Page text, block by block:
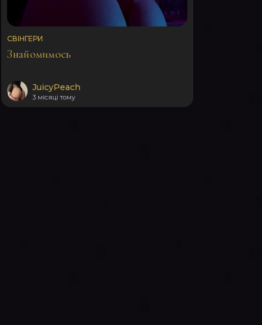
СВІНГЕРИ
Знайомимось
JuicyPeach
3 місяці тому